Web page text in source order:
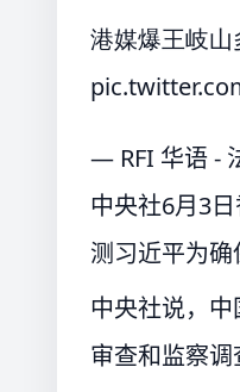
港媒爆王岐
— RFI 华语 -
中央社6月3
测习近平为确
中央社说，
审查和监察调